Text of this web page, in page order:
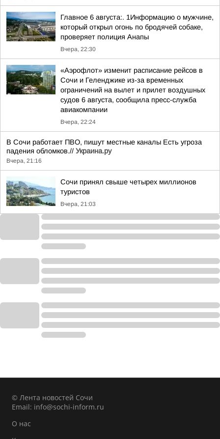
Главное 6 августа:. 1Информацию о мужчине,
который открыл огонь по бродячей собаке,
проверяет полиция Анапы
Вчера, 22:30
«Аэрофлот» изменит расписание рейсов в
Сочи и Геленджике из-за временных
ограничений на вылет и прилет воздушных
судов 6 августа, сообщила пресс-служба
авиакомпании
Вчера, 22:24
В Сочи работает ПВО, пишут местные каналы Есть угроза
падения обломков.// Украина.ру
Вчера, 21:16
Сочи принял свыше четырех миллионов
туристов
Вчера, 21:03
© Лента новостей Сочи
Email: info@sochi-inform.ru
О нас